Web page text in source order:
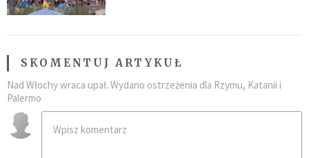
SKOMENTUJ ARTYKUŁ
Nad Włochy wraca upał. Wydano ostrzeżenia dla Rzymu, Katanii i
Palermo